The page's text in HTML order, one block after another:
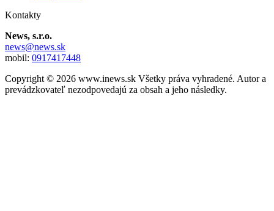
Kontakty
News, s.r.o.
news@news.sk
mobil: 0917417448
Copyright © 2026 www.inews.sk Všetky práva vyhradené. Autor a
prevádzkovateľ nezodpovedajú za obsah a jeho následky.